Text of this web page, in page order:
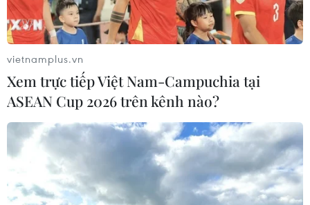
vietnamplus.vn
Xem trực tiếp Việt Nam-Campuchia tại
ASEAN Cup 2026 trên kênh nào?